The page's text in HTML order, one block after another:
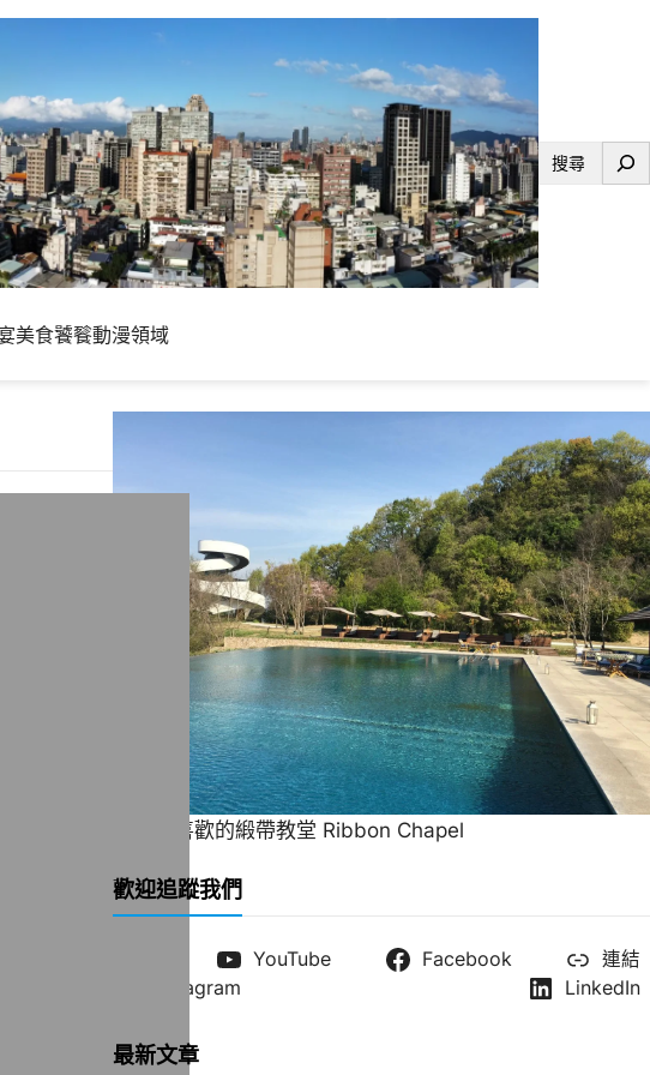
搜
美食饕餮動漫領域
一直很喜歡的緞帶教堂 Ribbon Chapel
歡迎追蹤我們
YouTube Facebook
連結
Instagram
LinkedIn
最新文章